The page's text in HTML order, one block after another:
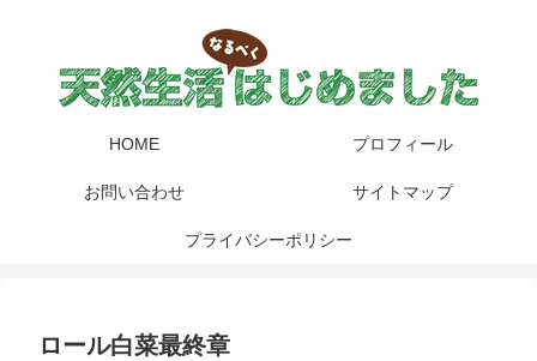
HOME プロフィール
お問い合わせ サイトマップ
プライバシーポリシー
ロール白菜最終章